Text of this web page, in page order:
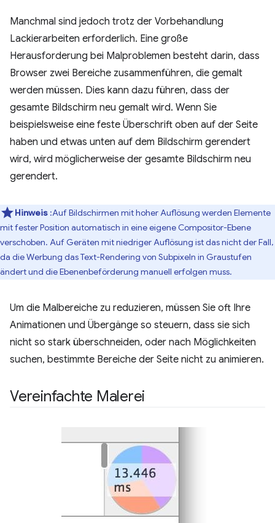
Manchmal sind jedoch trotz der Vorbehandlung
Lackierarbeiten erforderlich. Eine große
Herausforderung bei Malproblemen besteht darin, dass
Browser zwei Bereiche zusammenführen, die gemalt
werden müssen. Dies kann dazu führen, dass der
gesamte Bildschirm neu gemalt wird. Wenn Sie
beispielsweise eine feste Überschrift oben auf der Seite
haben und etwas unten auf dem Bildschirm gerendert
wird, wird möglicherweise der gesamte Bildschirm neu
gerendert.
Hinweis :Auf Bildschirmen mit hoher Auflösung werden Elemente
mit fester Position automatisch in eine eigene Compositor-Ebene
verschoben. Auf Geräten mit niedriger Auflösung ist das nicht der Fall,
da die Werbung das Text-Rendering von Subpixeln in Graustufen
ändert und die Ebenenbeförderung manuell erfolgen muss.
Um die Malbereiche zu reduzieren, müssen Sie oft Ihre
Animationen und Übergänge so steuern, dass sie sich
nicht so stark überschneiden, oder nach Möglichkeiten
suchen, bestimmte Bereiche der Seite nicht zu animieren.
Vereinfachte Malerei